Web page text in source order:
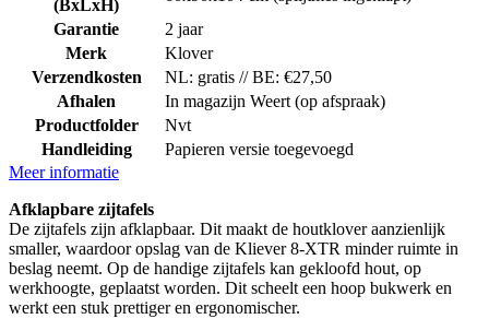
(BxLxH)
Garantie
2 jaar
Merk
Klover
Verzendkosten
NL: gratis // BE: €27,50
Afhalen
In magazijn Weert (op afspraak)
Productfolder
Nvt
Handleiding
Papieren versie toegevoegd
Meer informatie
Afklapbare zijtafels
De zijtafels zijn afklapbaar. Dit maakt de houtklover aanzienlijk
smaller, waardoor opslag van de Kliever 8-XTR minder ruimte in
beslag neemt. Op de handige zijtafels kan gekloofd hout, op
werkhoogte, geplaatst worden. Dit scheelt een hoop bukwerk en
werkt een stuk prettiger en ergonomischer.